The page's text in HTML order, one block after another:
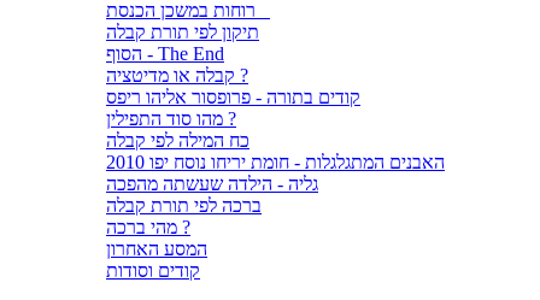
תיקון לפי תורת קבלה
הסוף - The End
קבלה או מדיטציה ?
קודים בתורה - פרופסור אליהו ריפס
מהו סוד התפילין ?
כח המילה לפי קבלה
האבנים המתגלגלות - חומת יריחו נוסח יפו 2010
גליה - הילדה שעשתה מהפכה
ברכה לפי תורת קבלה
מהי ברכה ?
המסע האחרון
קודים וסודות